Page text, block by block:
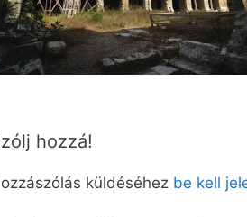
hozzá!
küldéséhez be kell